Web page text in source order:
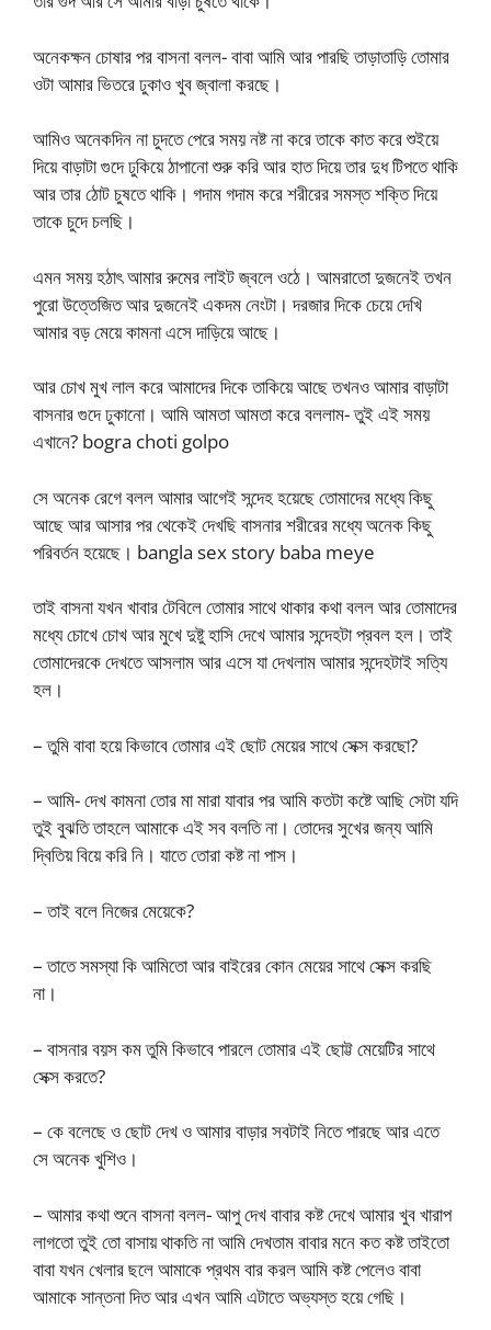
অনেকক্ষন চোষার পর বাসনা বলল- বাবা আমি আর পারছি তাড়াতাড়ি তোমার
ওটা আমার ভিতরে ঢুকাও খুব জ্বালা করছে।
আমিও অনেকদিন না চুদতে পেরে সময় নষ্ট না করে তাকে কাত করে শুইয়ে
দিয়ে বাড়াটা গুদে ঢুকিয়ে ঠাপানো শুরু করি আর হাত দিয়ে তার দুধ টিপতে থাকি
আর তার ঠোট চুষতে থাকি। গদাম গদাম করে শরীরের সমস্ত শক্তি দিয়ে
তাকে চুদে চলছি।
এমন সময় হঠাৎ আমার রুমের লাইট জ্বলে ওঠে। আমরাতো দুজনেই তখন
পুরো উত্তেজিত আর দুজনেই একদম নেংটা। দরজার দিকে চেয়ে দেখি
আমার বড় মেয়ে কামনা এসে দাড়িয়ে আছে।
আর চোখ মুখ লাল করে আমাদের দিকে তাকিয়ে আছে তখনও আমার বাড়াটা
বাসনার গুদে ঢুকানো। আমি আমতা আমতা করে বললাম- তুই এই সময়
এখানে? bogra choti golpo
সে অনেক রেগে বলল আমার আগেই সন্দেহ হয়েছে তোমাদের মধ্যে কিছু
আছে আর আসার পর থেকেই দেখছি বাসনার শরীরের মধ্যে অনেক কিছু
পরিবর্তন হয়েছে। bangla sex story baba meye
তাই বাসনা যখন খাবার টেবিলে তোমার সাথে থাকার কথা বলল আর তোমাদের
মধ্যে চোখে চোখ আর মুখে দুষ্টু হাসি দেখে আমার সন্দেহটা প্রবল হল। তাই
তোমাদেরকে দেখতে আসলাম আর এসে যা দেখলাম আমার সন্দেহটাই সত্যি
হল।
– তুমি বাবা হয়ে কিভাবে তোমার এই ছোট মেয়ের সাথে সেক্স করছো?
– আমি- দেখ কামনা তোর মা মারা যাবার পর আমি কতটা কষ্টে আছি সেটা যদি
তুই বুঝতি তাহলে আমাকে এই সব বলতি না। তোদের সুখের জন্য আমি
দ্বিতিয় বিয়ে করি নি। যাতে তোরা কষ্ট না পাস।
– তাই বলে নিজের মেয়েকে?
– তাতে সমস্যা কি আমিতো আর বাইরের কোন মেয়ের সাথে সেক্স করছি
না।
– বাসনার বয়স কম তুমি কিভাবে পারলে তোমার এই ছোট্ট মেয়েটির সাথে
সেক্স করতে?
– কে বলেছে ও ছোট দেখ ও আমার বাড়ার সবটাই নিতে পারছে আর এতে
সে অনেক খুশিও।
– আমার কথা শুনে বাসনা বলল- আপু দেখ বাবার কষ্ট দেখে আমার খুব খারাপ
লাগতো তুই তো বাসায় থাকতি না আমি দেখতাম বাবার মনে কত কষ্ট তাইতো
বাবা যখন খেলার ছলে আমাকে প্রথম বার করল আমি কষ্ট পেলেও বাবা
আমাকে সান্তনা দিত আর এখন আমি এটাতে অভ্যস্ত হয়ে গেছি।